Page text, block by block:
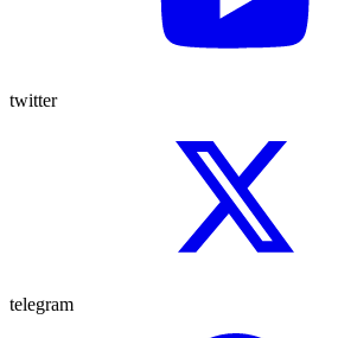
twitter
telegram